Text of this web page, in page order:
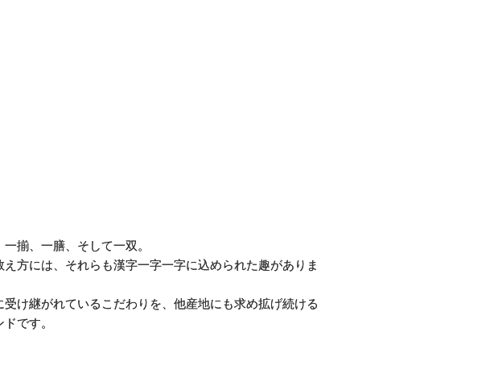
一揃、一膳、そして一双。
え方には、それらも漢字一字一字に込められた趣がありま
受け継がれているこだわりを、他産地にも求め拡げ続ける
です。